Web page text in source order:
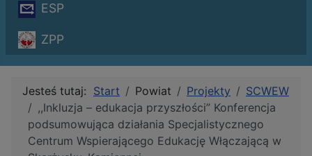
ESP
ZPP
Jesteś tutaj: Start Powiat Projekty
SCWEW
,,Inkluzja – edukacja przyszłości” Konferencja
podsumowująca działania Specjalistycznego
Centrum Wspierającego Edukację Włączającą w